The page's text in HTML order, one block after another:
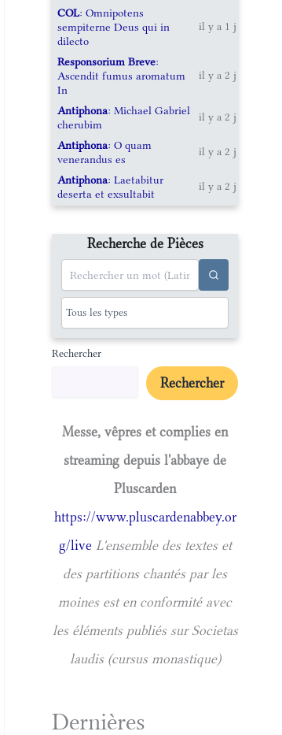
COL: Omnipotens
sempiterne Deus qui in
dilecto
il y a 1 j
Responsorium Breve:
Ascendit fumus aromatum
In
il y a 2 j
Antiphona: Michael Gabriel
cherubim
il y a 2 j
Antiphona: O quam
venerandus es
il y a 2 j
Antiphona: Laetabitur
deserta et exsultabit
il y a 2 j
Recherche de Pièces
Rechercher
Rechercher
Messe, vêpres et complies en
streaming depuis l'abbaye de
Pluscarden
https://www.pluscardenabbey.or
g/live L'ensemble des textes et
des partitions chantés par les
moines est en conformité avec
les éléments publiés sur Societas
laudis (cursus monastique)
Dernières